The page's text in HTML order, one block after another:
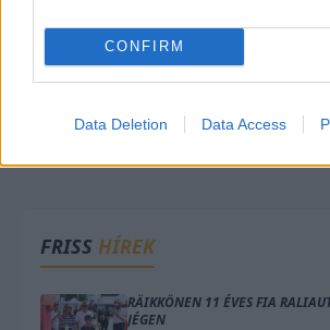
CONFIRM
Data Deletion Data Access
FRISS HÍREK
RÄIKKÖNEN 11 ÉVES FIA
JÉGEN